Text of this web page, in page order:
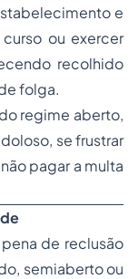
e
ou exercer
recolhido
folga.
regime aberto,
se frustrar
pagar a multa
de reclusão
semiaberto ou